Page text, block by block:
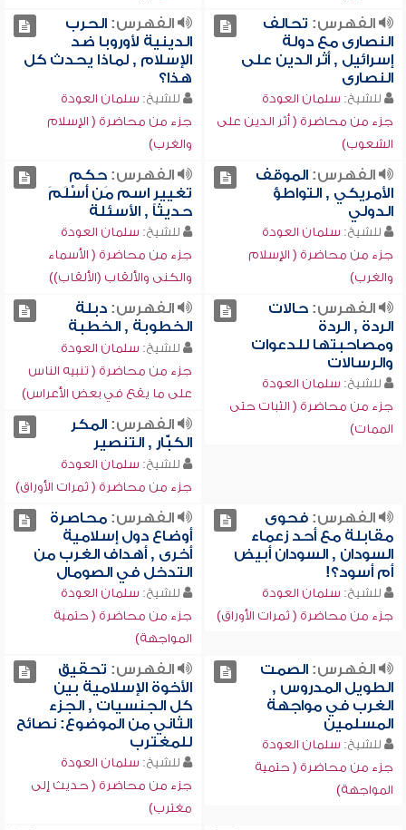
الفهرس: تحالف
النصارى مع دولة
إسرائيل , أثر الدين على
النصارى
للشيخ: سلمان العودة
جزء من محاضرة ( أثر الدين على
الشعوب)
الفهرس:الحرب
الدينية لأوروبا ضد
الإسلام , لماذا يحدث كل
هذا؟
للشيخ: سلمان العودة
جزء من محاضرة ( الإسلام
والغرب)
الفهرس:الموقف
الأمريكي , التواطؤ
الدولي
للشيخ: سلمان العودة
جزء من محاضرة ( الإسلام
والغرب)
الفهرس:حكم
تغيير اسم مَن أَسْلَمَ
حديثاً , الأسئلة
للشيخ: سلمان العودة
جزء من محاضرة ( الأسماء
والكنى والألقاب (الألقاب))
الفهرس:حالات
الردة , الردة
ومصاحبتها للدعوات
والرسالات
للشيخ: سلمان العودة
جزء من محاضرة ( الثبات حتى
الممات)
الفهرس:دبلة
الخطوبة , الخطبة
للشيخ: سلمان العودة
جزء من محاضرة ( تنبيه الناس
على ما يقع في بعض الأعراس)
الفهرس:المكر
الكبّّّّار , التنصير
للشيخ: سلمان العودة
جزء من محاضرة ( ثمرات الأوراق)
الفهرس:فحوى
مقابلة مع أحد زعماء
السودان , السودان أبيض
أم أسود؟!
للشيخ: سلمان العودة
جزء من محاضرة ( ثمرات الأوراق)
الفهرس:محاصرة
أوضاع دول إسلامية
أخرى , أهداف الغرب من
التدخل في الصومال
للشيخ: سلمان العودة
جزء من محاضرة ( حتمية
المواجهة)
الفهرس:الصمت
الطويل المدروس ,
الغرب في مواجهة
المسلمين
للشيخ: سلمان العودة
جزء من محاضرة ( حتمية
المواجهة)
الفهرس: تحقيق
الأخوة الإسلامية بين
كل الجنسيات , الجزء
الثاني من الموضوع: نصائح
للمغترب
للشيخ: سلمان العودة
جزء من محاضرة ( حديث إلى
مغترب)